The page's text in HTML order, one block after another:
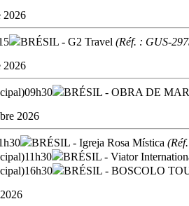
2026
BRÉSIL - G2 Travel (Réf. : GUS-
2026
09h30 BRÉSIL - OBRA DE
2026
BRÉSIL - Igreja Rosa Mística
11h30 BRÉSIL - Viator
16h30 BRÉSIL - BOSCOLO